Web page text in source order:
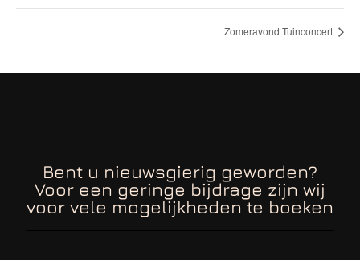
Zomeravond Tuinconcert
Bent u nieuwsgierig geworden?
Voor een geringe bijdrage zijn wij
voor vele mogelijkheden te boeken